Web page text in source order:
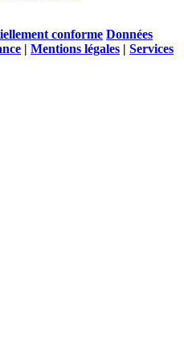
conforme Données
| Mentions légales | Services